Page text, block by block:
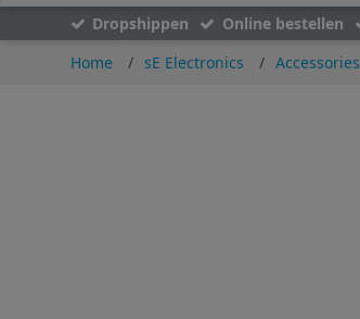
Dropshippen Online bestellen
Home
sE Electronics Accessories